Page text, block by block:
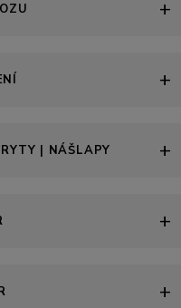
| NÁŠLAPY